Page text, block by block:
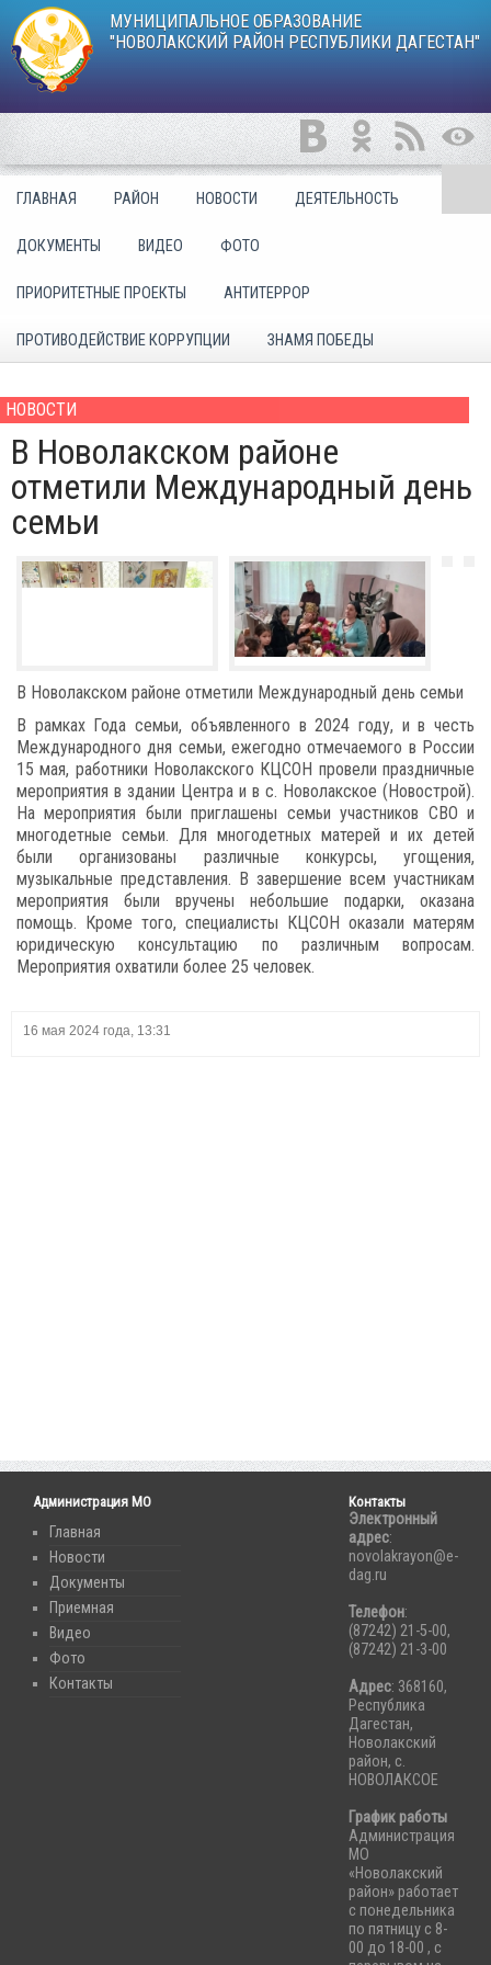
МУНИЦИПАЛЬНОЕ ОБРАЗОВАНИЕ
"НОВОЛАКСКИЙ РАЙОН РЕСПУБЛИКИ ДАГЕСТАН"
ГЛАВНАЯ РАЙОН НОВОСТИ ДЕЯТЕЛЬНОСТЬ
ДОКУМЕНТЫ ВИДЕО ФОТО
ПРИОРИТЕТНЫЕ ПРОЕКТЫ АНТИТЕРРОР
ПРОТИВОДЕЙСТВИЕ КОРРУПЦИИ ЗНАМЯ ПОБЕДЫ
НОВОСТИ
В Новолакском районе
отметили Международный день
семьи
В Новолакском районе отметили Международный день семьи
В рамках Года семьи, объявленного в 2024 году, и в честь
Международного дня семьи, ежегодно отмечаемого в России
15 мая, работники Новолакского КЦСОН провели праздничные
мероприятия в здании Центра и в с. Новолакское (Новострой).
На мероприятия были приглашены семьи участников СВО и
многодетные семьи. Для многодетных матерей и их детей
были организованы различные конкурсы, угощения,
музыкальные представления. В завершение всем участникам
мероприятия были вручены небольшие подарки, оказана
помощь. Кроме того, специалисты КЦСОН оказали матерям
юридическую консультацию по различным вопросам.
Мероприятия охватили более 25 человек.
16 мая 2024 года, 13:31
Администрация МО
Главная
Новости
Документы
Приемная
Видео
Фото
Контакты
Контакты
Электронный
адрес:
novolakrayon@e-
dag.ru
Телефон:
(87242) 21-5-00,
(87242) 21-3-00
Адрес: 368160,
Республика
Дагестан,
Новолакский
район, с.
НОВОЛАКСОЕ
График работы
Администрация
МО
«Новолакский
район» работает
с понедельника
по пятницу с 8-
00 до 18-00 , с